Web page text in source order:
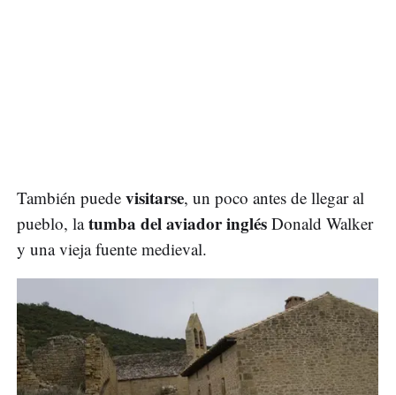
También puede visitarse, un poco antes de llegar al
pueblo, latumba del aviador inglés Donald Walker
y una vieja fuente medieval.